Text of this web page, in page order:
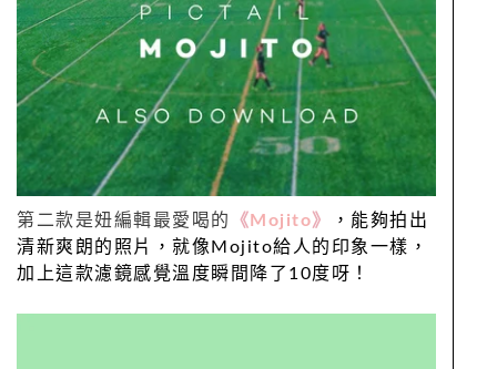
第二款是妞編輯最愛喝的 《 Mojito》
，能夠拍出
清新爽朗的照片，就像Mojito給人的印象一樣，
加上這款濾鏡感覺溫度瞬間降了10度呀！